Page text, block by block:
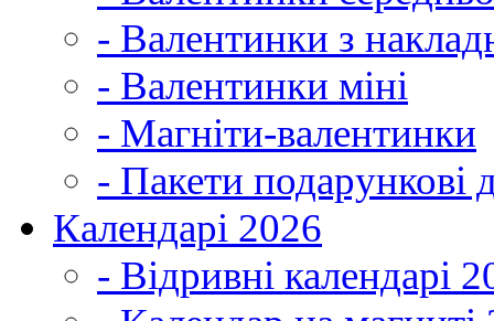
- Валентинки з
- Валентинки міні
- Магніти-валентинки
- Пакети
Календарі 2026
- Відривні календарі